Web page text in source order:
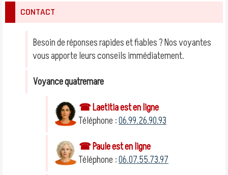
CONTACT
Besoin de réponses rapides et fiables ? Nos voyantes
vous apporte leurs conseils immédiatement.
Voyance quatremare
☎ Laetitia est en ligne
Téléphone :06.99.26.90.93
☎ Paule est en ligne
Téléphone :06.07.55.73.97